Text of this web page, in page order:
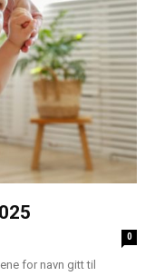
0
for navn gitt til